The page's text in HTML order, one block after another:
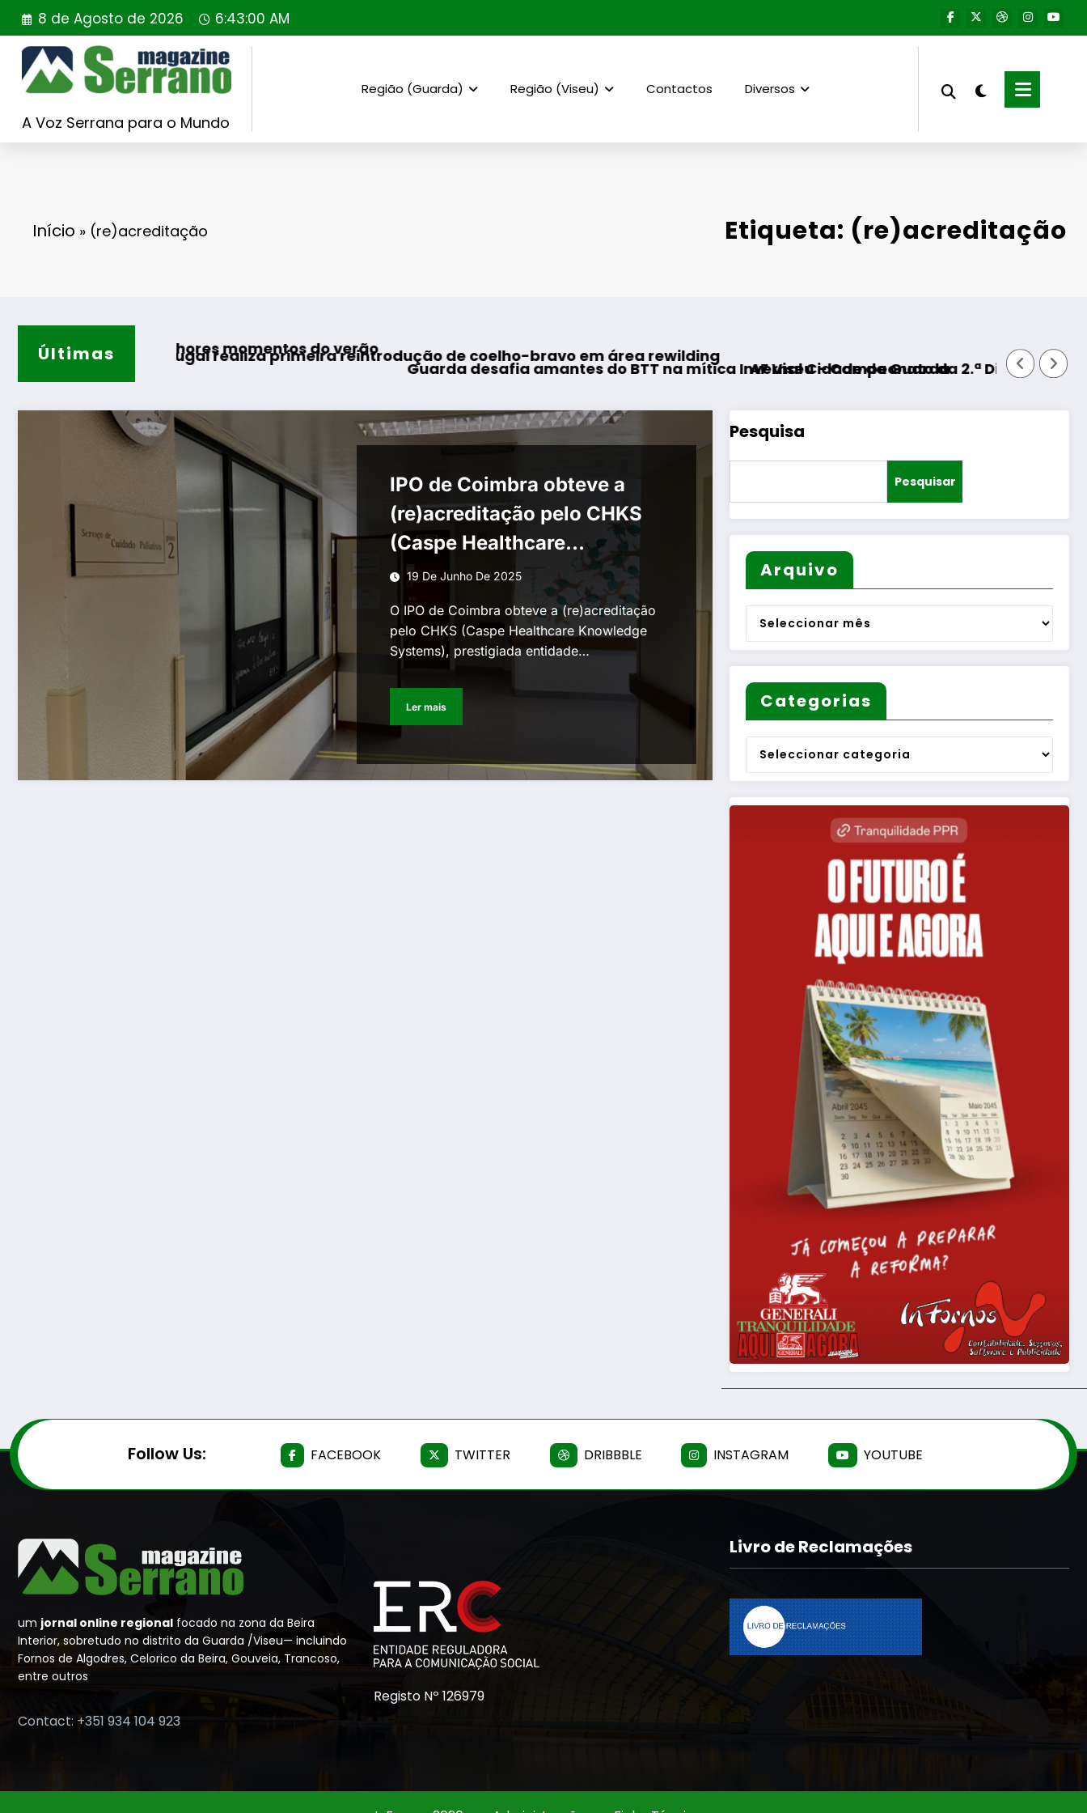
Saltar
para
conteúdo
8 de Agosto de 2026 6:43:01 AM
A Voz Serrana para o Mundo
Região (Guarda) Região (Viseu) Contactos Diversos
Início » (re)acreditação Etiqueta: (re)acreditação
Últimas
os melhores momentos do verão
Portugal realiza primeira reintrodução de coelho-bravo em área rewilding
Guarda desafia amantes do BTT na mítica Invernal Cidade da GuardaAF Viseu – Campeonato da 2.ª Divisão Distrital – ISOJOFER
IPO de Coimbra obteve a
(re)acreditação pelo CHKS
(Caspe Healthcare
Knowledge Systems)
19 De Junho De 2025
O IPO de Coimbra obteve a (re)acreditação
pelo CHKS (Caspe Healthcare Knowledge
Systems), prestigiada entidade…
Ler mais
Pesquisa
Pesquisar
Arquivo
Arquivo
Categorias
Categorias
Follow Us: FACEBOOK TWITTER DRIBBBLE INSTAGRAM YOUTUBE
um jornal online regional focado na zona da Beira
Interior, sobretudo no distrito da Guarda /Viseu— incluindo
Fornos de Algodres, Celorico da Beira, Gouveia, Trancoso,
entre outros
Contact: +351 934 104 923
Registo Nº 126979
Livro de Reclamações